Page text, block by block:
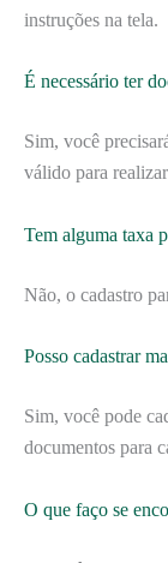
instruções na tela.
É necessário ter
Sim, você
válido para
Tem alguma taxa
Não, o cadastro
Posso cadastrar
Sim, você pode
documentos para
O que faço se